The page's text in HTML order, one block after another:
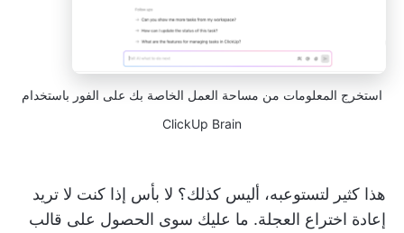
استخرج المعلومات من مساحة العمل الخاصة بك على الفور باستخدام
ClickUp Brain
هذا كثير لتستوعبه، أليس كذلك؟ لا بأس إذا كنت لا تريد
إعادة اختراع العجلة. ما عليك سوى الحصول على قالب